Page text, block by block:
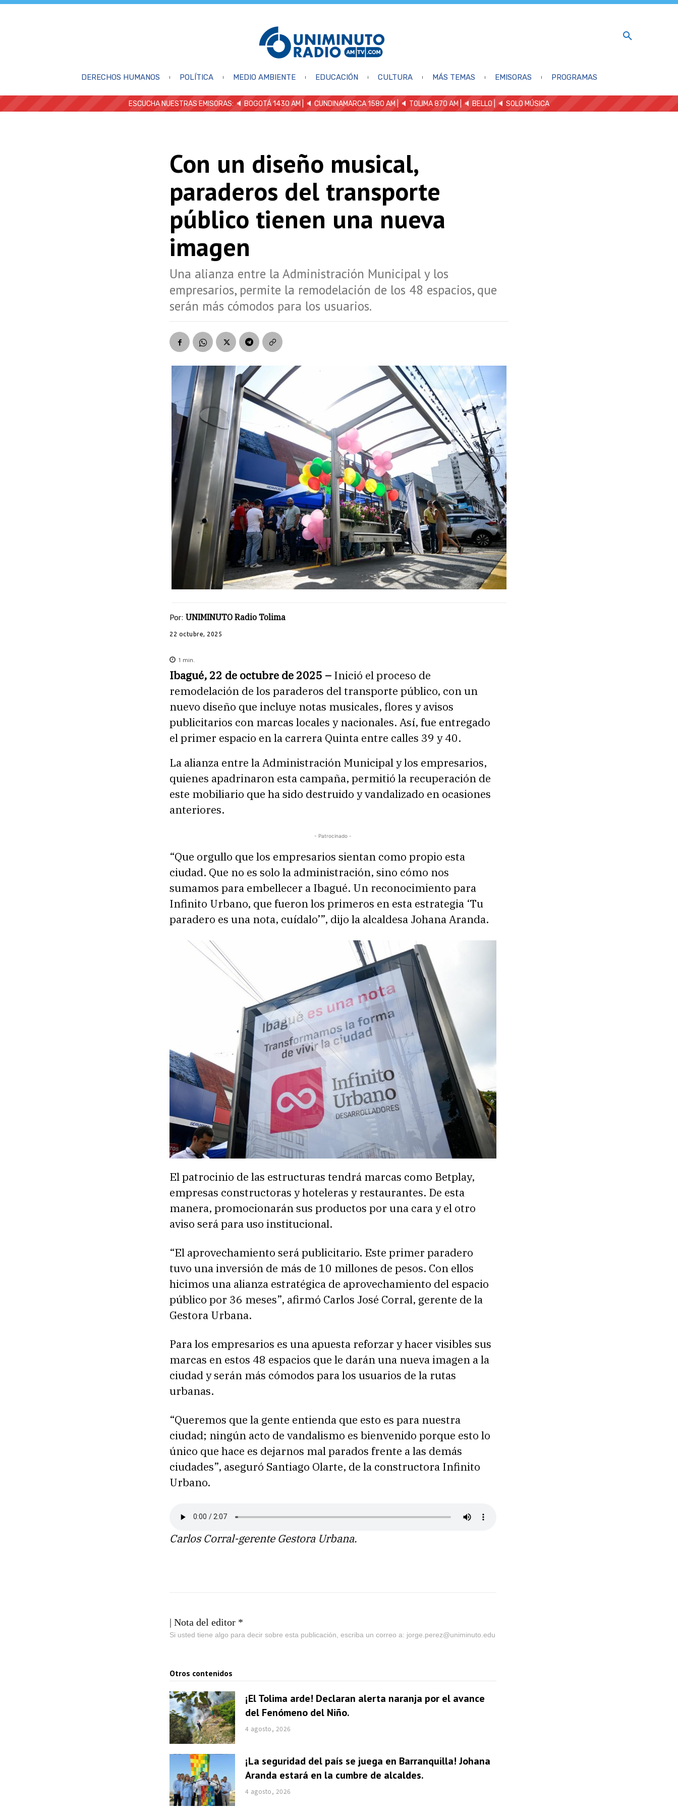
DERECHOS HUMANOS POLÍTICA MEDIO AMBIENTE EDUCACIÓN CULTURA MÁS TEMAS EMISORAS PROGRAMAS
ESCUCHA NUESTRAS EMISORAS: 🔈 BOGOTÁ 1430 AM | 🔈 CUNDINAMARCA 1580 AM | 🔈 TOLIMA 870 AM | 🔈 BELLO 🔈 SOLO MÚSICA
Con un diseño musical,
paraderos del transporte
público tienen una nueva
imagen
Una alianza entre la Administración Municipal y los
empresarios, permite la remodelación de los 48 espacios, que
serán más cómodos para los usuarios.
Por: UNIMINUTO Radio Tolima
22 octubre, 2025
1 min.
Ibagué, 22 de octubre de 2025 – Inició el proceso de
remodelación de los paraderos del transporte público, con un
nuevo diseño que incluye notas musicales, flores y avisos
publicitarios con marcas locales y nacionales. Así, fue entregado
el primer espacio en la carrera Quinta entre calles 39 y 40.
La alianza entre la Administración Municipal y los empresarios,
quienes apadrinaron esta campaña, permitió la recuperación de
este mobiliario que ha sido destruido y vandalizado en ocasiones
anteriores.
- Patrocinado -
“Que orgullo que los empresarios sientan como propio esta
ciudad. Que no es solo la administración, sino cómo nos
sumamos para embellecer a Ibagué. Un reconocimiento para
Infinito Urbano, que fueron los primeros en esta estrategia ‘Tu
paradero es una nota, cuídalo’”, dijo la alcaldesa Johana Aranda.
El patrocinio de las estructuras tendrá marcas como Betplay,
empresas constructoras y hoteleras y restaurantes. De esta
manera, promocionarán sus productos por una cara y el otro
aviso será para uso institucional.
“El aprovechamiento será publicitario. Este primer paradero
tuvo una inversión de más de 10 millones de pesos. Con ellos
hicimos una alianza estratégica de aprovechamiento del espacio
público por 36 meses”, afirmó Carlos José Corral, gerente de la
Gestora Urbana.
Para los empresarios es una apuesta reforzar y hacer visibles sus
marcas en estos 48 espacios que le darán una nueva imagen a la
ciudad y serán más cómodos para los usuarios de la rutas
urbanas.
“Queremos que la gente entienda que esto es para nuestra
ciudad; ningún acto de vandalismo es bienvenido porque esto lo
único que hace es dejarnos mal parados frente a las demás
ciudades”, aseguró Santiago Olarte, de la constructora Infinito
Urbano.
Carlos Corral-gerente Gestora Urbana.
| Nota del editor *
Si usted tiene algo para decir sobre esta publicación, escriba un correo a: jorge.perez@uniminuto.edu
Otros contenidos
¡El Tolima arde! Declaran alerta naranja por el avance
del Fenómeno del Niño.
4 agosto, 2026
¡La seguridad del país se juega en Barranquilla! Johana
Aranda estará en la cumbre de alcaldes.
4 agosto, 2026